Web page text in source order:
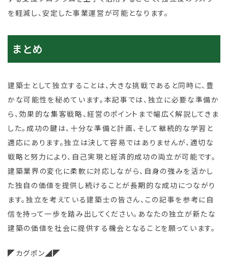
を軽減し、安定した事業運営が可能となります。
まとめ
建築士として独立することは、大きな挑戦であると同時に、豊
かな可能性を秘めています。本記事では、独立に必要な準備か
ら、効果的な集客戦略、経営のポイントまで幅広く解説してきま
した。成功の鍵は、十分な準備と計画、そして継続的な学習と
適応にあります。独立は決して容易ではありませんが、適切な
戦略と努力により、自己実現と経済的成功の両立が可能です。
建築業界の変化に柔軟に対応しながら、自身の強みを活かし
た独自の価値を提供し続けることが長期的な成功につながり
ます。独立を考えている建築士の皆さん、この記事を参考に自
信を持って一歩を踏み出してください。あなたの独立が新たな
建築の価値を社会に提供する機会となることを願っています。
◤カグポン◢◤